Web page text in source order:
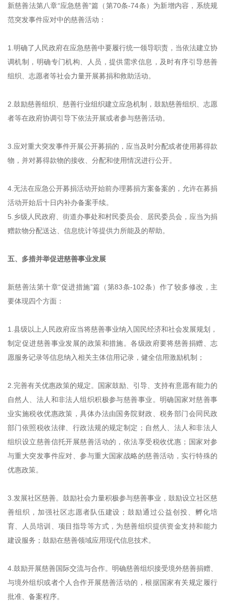
新慈善法第八章“应急慈善”篇（第70条-74条）为新增内容，系统规
范突发事件应对中的慈善活动：
1.明确了人民政府在应急慈善中要履行统一领导职责，当依法建立协
调机制，明确专门机构、人员，提供需求信息，及时有序引导慈善
组织、志愿者等社会力量开展募捐和救助活动。
2.鼓励慈善组织、慈善行业组织建立应急机制，鼓励慈善组织、志愿
者等在政府协调引导下依法开展或者参与慈善活动。
3.应对重大突发事件开展公开募捐的，应当及时分配或者使用募得款
物，并对募得款物的接收、分配和使用情况进行公开。
4.无法在应急公开募捐活动开始前办理募捐方案备案的，允许在募捐
活动开始后十日内补办备案手续。
5.乡级人民政府、街道办事处和村民委员会、居民委员会，应当为捐
赠款物分配送达、信息统计等提供力所能及的帮助。
五、多措并举促进慈善事业发展
新慈善法第十章“促进措施”篇（第83条-102条）作了较多修改，主
要体现四个方面：
1.县级以上人民政府应当将慈善事业纳入国民经济和社会发展规划，
制定促进慈善事业发展的政策和措施。各级政府要将慈善捐赠、志
愿服务记录等信息纳入相关主体信用记录，健全信用激励机制；
2.完善有关优惠政策的规定。国家鼓励、引导、支持有意愿有能力的
自然人、法人和非法人组织积极参与慈善事业。明确国家对慈善事
业实施税收优惠政策，具体办法由国务院财政、税务部门会同民政
部门依照税收法律、行政法规的规定制定；自然人、法人和非法人
组织设立慈善信托开展慈善活动的，依法享受税收优惠；国家对参
与重大突发事件应对、参与重大国家战略的慈善活动，实行特殊的
优惠政策。
3.发展社区慈善。鼓励社会力量积极参与慈善事业，鼓励设立社区慈
善组织，加强社区志愿者队伍建设；鼓励通过公益创投、孵化培
育、人员培训、项目指导等方式，为慈善组织提供资金支持和能力
建设服务；鼓励在慈善领域应用现代信息技术。
4.鼓励开展慈善国际交流与合作。明确慈善组织接受境外慈善捐赠、
与境外组织或者个人合作开展慈善活动的，根据国家有关规定履行
批准、备案程序。